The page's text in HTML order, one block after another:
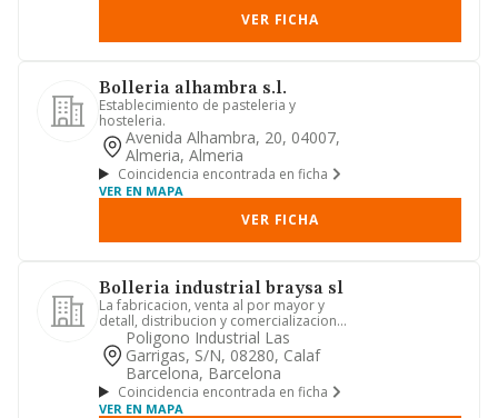
VER FICHA
Bolleria alhambra s.l.
Establecimiento de pasteleria y
hosteleria.
Avenida Alhambra, 20, 04007,
Almeria, Almeria
Coincidencia encontrada en ficha
VER EN MAPA
VER FICHA
Bolleria industrial braysa sl
La fabricacion, venta al por mayor y
detall, distribucion y comercializacion
de productos alimentic...
Poligono Industrial Las
Garrigas, S/n, 08280, Calaf
Barcelona, Barcelona
Coincidencia encontrada en ficha
VER EN MAPA